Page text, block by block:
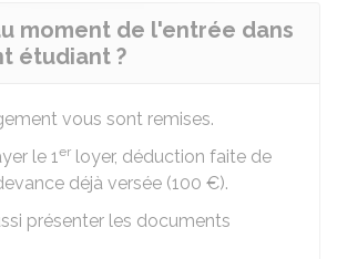
moment de l'entrée dans
étudiant ?
vous sont remises.
le 1er loyer, déduction faite de
déjà versée (100 €).
présenter les documents